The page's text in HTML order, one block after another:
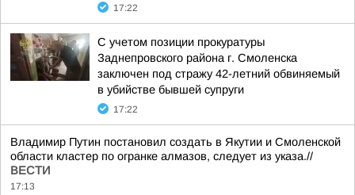
17:22
С учетом позиции прокуратуры
Заднепровского района г. Смоленска
заключен под стражу 42-летний обвиняемый
в убийстве бывшей супруги
17:22
Владимир Путин постановил создать в Якутии и Смоленской
области кластер по огранке алмазов, следует из указа.//
ВЕСТИ
17:13